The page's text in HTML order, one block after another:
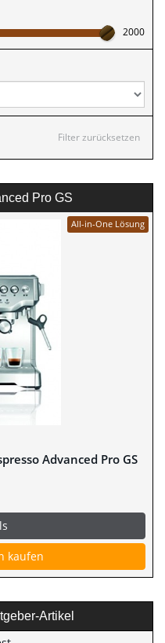
2000
Filter zurücksetzen
Pro GS
All-in-One Lösung
Advanced Pro GS
kaufen
Artikel